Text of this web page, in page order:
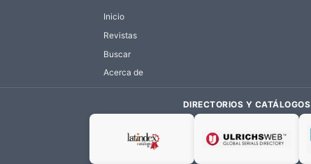
Inicio
Revistas
Buscar
Acerca de
DIRECTORIOS Y CATÁLOGOS